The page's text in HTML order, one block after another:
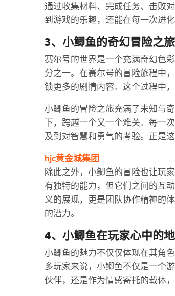
通过收集材料、完成任务、击败
到游戏的乐趣，还能在每一次进
3、小鲫鱼的奇幻冒险之旅
赛尔号的世界是一个充满奇幻色
分之一。在赛尔号的冒险旅程中
锁更多的剧情内容。这个过程中
小鲫鱼的冒险之旅充满了未知与
下，跨越一个又一个难关。每一
及到对智慧和勇气的考验。正是
hjc黄金城集团
除此之外，小鲫鱼的冒险也让玩
有独特的能力，但它们之间的互
义的展现，更是团队协作精神的
的潜力。
4、小鲫鱼在玩家心中的
小鲫鱼的魅力不仅仅体现在其角
多玩家来说，小鲫鱼不仅是一个
伙伴，还是作为情感寄托的载体